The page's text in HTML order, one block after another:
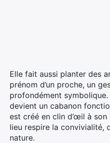
Elle fait aussi planter des
prénom d’un proche, un
profondément symbolique.
devient un cabanon
est créé en clin d’œil à son
lieu respire la convivialité,
nature.